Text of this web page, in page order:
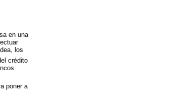
en una
los
crédito
poner a